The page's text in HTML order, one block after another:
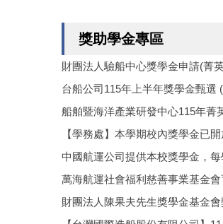
獎助學金專區
財團法人驗船中心獎學金申請(菁
台船公司115年上半年獎學金甄選
船舶暨海洋產業研發中心115年菁
【學務處】本學期校內獎學金已
中國航運公司提供本校獎學金，
萬海航運社會福利慈善事業基金
財團法人陳果夫先生獎學金基金